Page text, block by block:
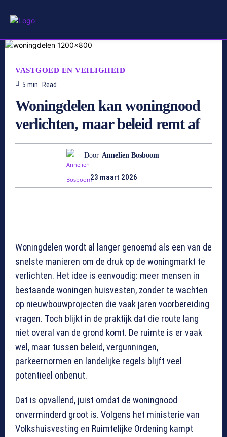
VASTGOED EN VEILIGHEID
5 min. Read
Woningdelen kan woningnood
verlichten, maar beleid remt af
Door Annelien Bosboom
23 maart 2026
Woningdelen wordt al langer genoemd als een van de
snelste manieren om de druk op de woningmarkt te
verlichten. Het idee is eenvoudig: meer mensen in
bestaande woningen huisvesten, zonder te wachten
op nieuwbouwprojecten die vaak jaren voorbereiding
vragen. Toch blijkt in de praktijk dat die route lang
niet overal van de grond komt. De ruimte is er vaak
wel, maar tussen beleid, vergunningen,
parkeernormen en landelijke regels blijft veel
potentieel onbenut.
Dat is opvallend, juist omdat de woningnood
onverminderd groot is. Volgens het ministerie van
Volkshuisvesting en Ruimtelijke Ordening kampt